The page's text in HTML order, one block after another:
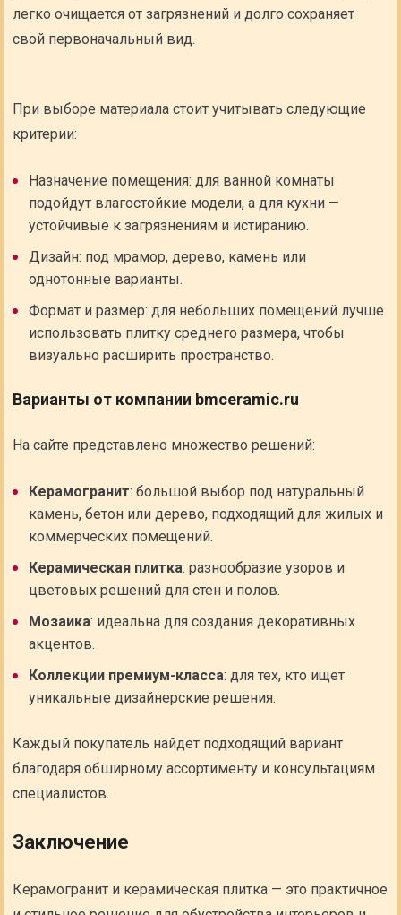
легко очищается от загрязнений и долго сохраняет
свой первоначальный вид.
При выборе материала стоит учитывать следующие
критерии:
Назначение помещения: для ванной комнаты
подойдут влагостойкие модели, а для кухни —
устойчивые к загрязнениям и истиранию.
Дизайн: под мрамор, дерево, камень или
однотонные варианты.
Формат и размер: для небольших помещений лучше
использовать плитку среднего размера, чтобы
визуально расширить пространство.
Варианты от компании bmceramic.ru
На сайте представлено множество решений:
Керамогранит: большой выбор под натуральный
камень, бетон или дерево, подходящий для жилых и
коммерческих помещений.
Керамическая плитка: разнообразие узоров и
цветовых решений для стен и полов.
Мозаика: идеальна для создания декоративных
акцентов.
Коллекции премиум-класса: для тех, кто ищет
уникальные дизайнерские решения.
Каждый покупатель найдет подходящий вариант
благодаря обширному ассортименту и консультациям
специалистов.
Заключение
Керамогранит и керамическая плитка — это практичное